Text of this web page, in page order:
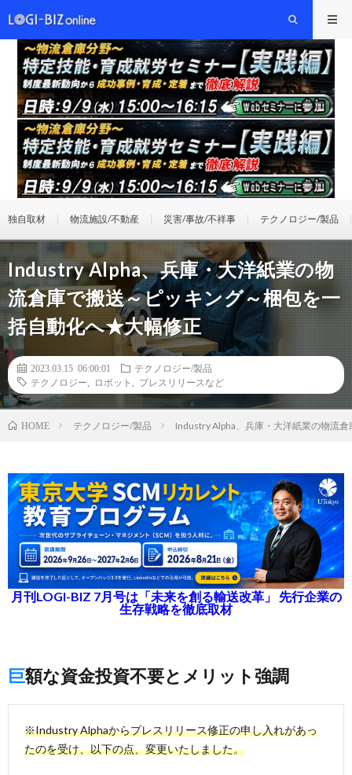
独自取材 物流施設/不動産 災害/事故/不祥事 テクノロジー/製品
Industry Alpha、兵庫・大洋紙業の物
流倉庫で搬送～ピッキング～梱包を一
括自動化へ★大幅修正
2023.03.15 06:00:01
テクノロジー/製品
テクノロジー
ロボット プレスリリースなど
HOME テクノロジー/製品 Industry Alpha、兵庫・大洋紙業の物流
月刊LOGI-BIZ 7月号は「未来を創る輸送改革」 先行企業の
生存戦略を徹底取材
巨額な資金投資不要とメリット強調
※Industry Alphaからプレスリリース修正の申し入れがあっ
たのを受け、以下の点、変更いたしました。